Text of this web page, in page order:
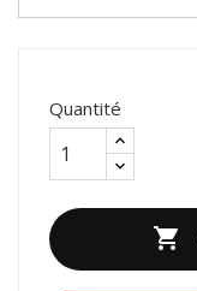
Quantité
